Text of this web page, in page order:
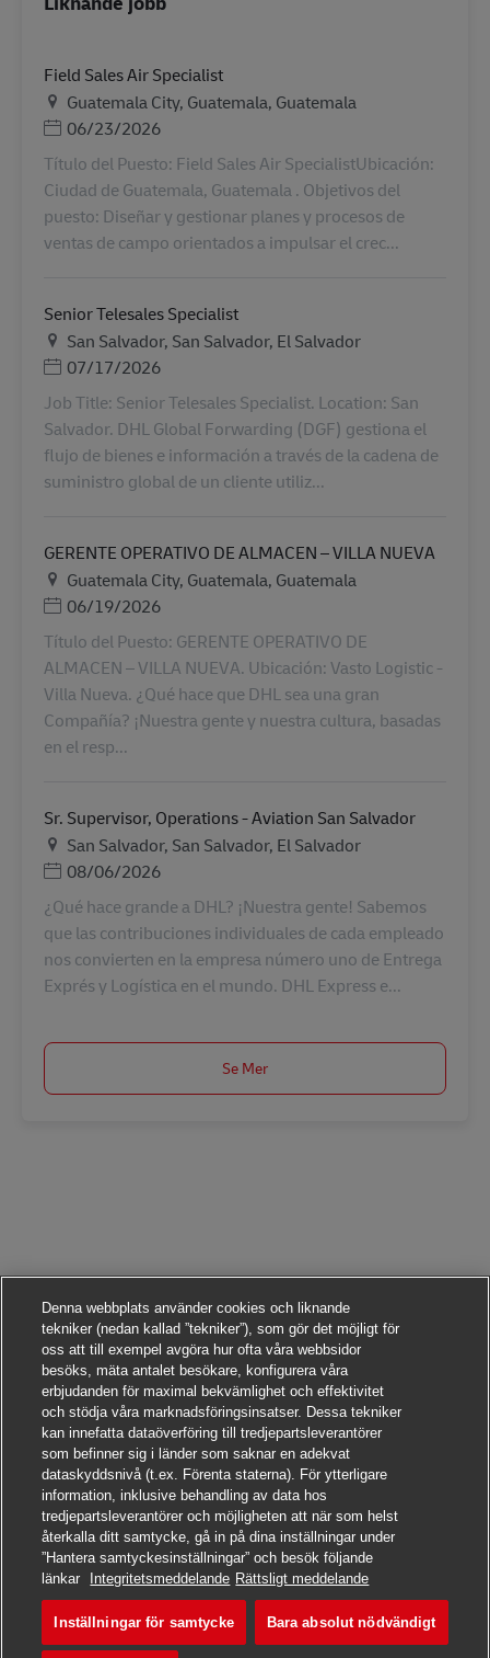
Sök det här jobbet
Spara jobb Especialista de Control
Field Sales Air Specialist
PlatsGuatemala City, Guatemala, Guatemala
Posted Date
06/23/2026
Título del Puesto: Field Sales Air SpecialistUbicación:
Ciudad de Guatemala, Guatemala . Objetivos del
puesto: Diseñar y gestionar planes y procesos de
ventas de campo orientados a impulsar el crec...
Senior Telesales Specialist
PlatsSan Salvador, San Salvador, El Salvador
Posted Date
07/17/2026
Job Title: Senior Telesales Specialist. Location: San
Salvador. DHL Global Forwarding (DGF) gestiona el
flujo de bienes e información a través de la cadena de
suministro global de un cliente utiliz...
GERENTE OPERATIVO DE ALMACEN – VILLA NUEVA
PlatsGuatemala City, Guatemala, Guatemala
Posted Date
06/19/2026
Título del Puesto: GERENTE OPERATIVO DE
ALMACEN – VILLA NUEVA. Ubicación: Vasto Logistic -
Villa Nueva. ¿Qué hace que DHL sea una gran
Compañía? ¡Nuestra gente y nuestra cultura, basadas
en el resp...
Sr. Supervisor, Operations - Aviation San Salvador
PlatsSan Salvador, San Salvador, El Salvador
Posted Date
08/06/2026
¿Qué hace grande a DHL? ¡Nuestra gente! Sabemos
que las contribuciones individuales de cada empleado
nos convierten en la empresa número uno de Entrega
Exprés y Logística en el mundo. DHL Express e...
Se Mer
Denna webbplats använder cookies och liknande
tekniker (nedan kallad ”tekniker”), som gör det möjligt för
oss att till exempel avgöra hur ofta våra webbsidor
besöks, mäta antalet besökare, konfigurera våra
erbjudanden för maximal bekvämlighet och effektivitet
och stödja våra marknadsföringsinsatser. Dessa tekniker
kan innefatta dataöverföring till tredjepartsleverantörer
som befinner sig i länder som saknar en adekvat
dataskyddsnivå (t.ex. Förenta staterna). För ytterligare
information, inklusive behandling av data hos
tredjepartsleverantörer och möjligheten att när som helst
återkalla ditt samtycke, gå in på dina inställningar under
”Hantera samtyckesinställningar” och besök följande
länkar
Integritetsmeddelande Rättsligt meddelande
Inställningar för samtycke Bara absolut nödvändigt